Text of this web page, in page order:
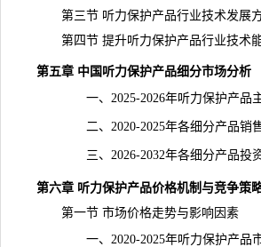
第三节 听力保护产品行业技术发展方
第四节 提升听力保护产品行业技术
第五章 中国听力保护产品细分市场分析
一、2025-2026年听力保护产品主
二、2020-2025年各细分产品销售
三、2026-2032年各细分产品投资
第六章 听力保护产品价格机制与竞争策
第一节 市场价格走势与影响因素
一、2020-2025年听力保护产品市